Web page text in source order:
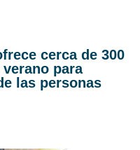
cerca de 300
para
las personas